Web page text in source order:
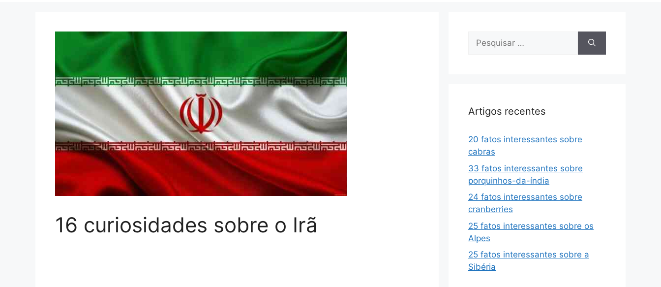
16 curiosidades sobre o Irã
Pesquisar
Artigos recentes
20 fatos interessantes sobre
cabras
33 fatos interessantes sobre
porquinhos-da-índia
24 fatos interessantes sobre
cranberries
25 fatos interessantes sobre os
Alpes
25 fatos interessantes sobre a
Sibéria